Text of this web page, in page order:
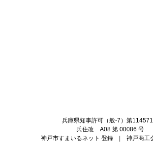
兵庫県知事許可（般-7）第
兵住改 A08 第 00086 号
神戸市すまいるネット 登録 | 神戸商工